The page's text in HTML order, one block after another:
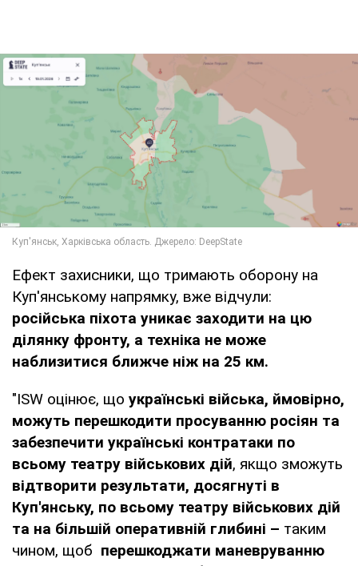
Ефект захисники, що тримають оборону на
Куп'янському напрямку, вже відчули:
російська піхота уникає заходити на цю
ділянку фронту, а техніка не може
наблизитися ближче ніж на 25 км.
"ISW оцінює, що українські війська, ймовірно,
можуть перешкодити просуванню росіян та
забезпечити українські контратаки по
всьому театру військових дій, якщо зможуть
відтворити результати, досягнуті в
Куп'янську, по всьому театру військових дій
та на більшій оперативній глибині – таким
чином, щоб перешкоджати маневруванню